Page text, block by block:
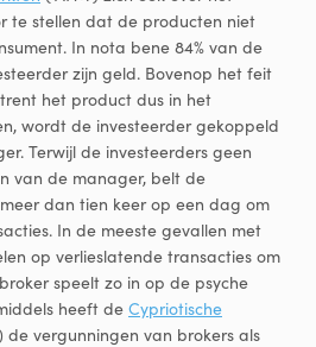
te stellen dat de producten niet
In nota bene 84% van de
zijn geld. Bovenop het feit
het product dus in het
wordt de investeerder gekoppeld
Terwijl de investeerders geen
van de manager, belt de
dan tien keer op een dag om
In de meeste gevallen met
op verlieslatende transacties om
speelt zo in op de psyche
heeft de Cypriotische
de vergunningen van brokers als